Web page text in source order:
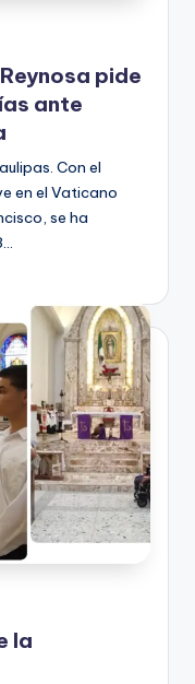
pide
ante
Con el
en el Vaticano
se ha
la